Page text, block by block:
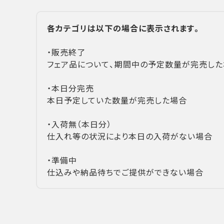
各カテゴリは以下の場合に表示されます。
・販売終了
フェア品について、期間中の予定数量が完売し
・本日分完売
本日予定していた数量が完売した場合
・入荷無（本日分）
仕入れ等の状況により本日の入荷がない場合
・準備中
仕込みや納品待ちでご提供ができない場合